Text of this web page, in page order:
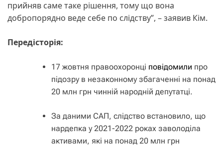
прийняв саме таке рішення, тому що вона
добропорядно веде себе по слідству”, – заявив Кім.
Передісторія:
17 жовтня правоохоронці повідомили про
підозру в незаконному збагаченні на понад
20 млн грн чинній народній депутатці.
За даними САП, слідство встановило, що
нардепка у 2021-2022 роках заволоділа
активами, які на понад 20 млн грн